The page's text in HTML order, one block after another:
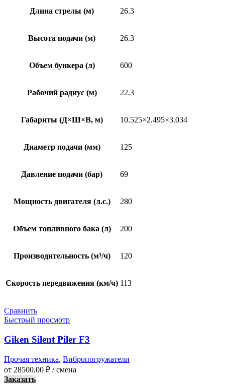
Длина стрелы (м) 26.3
Высота подачи (м) 26.3
Объем бункера (л) 600
Рабочий радиус (м) 22.3
Габариты (Д×Ш×В, м) 10.525×2.495×3.034
Диаметр подачи (мм) 125
Давление подачи (бар) 69
Мощность двигателя (л.с.) 280
Объем топливного бака (л) 200
Производительность (м³/ч) 120
Скорость передвижения (км/ч) 113
Сравнить
Быстрый просмотр
Giken Silent Piler F3
Прочая техника, Вибропогружатели
от 28500,00 ₽ / смена
Заказать